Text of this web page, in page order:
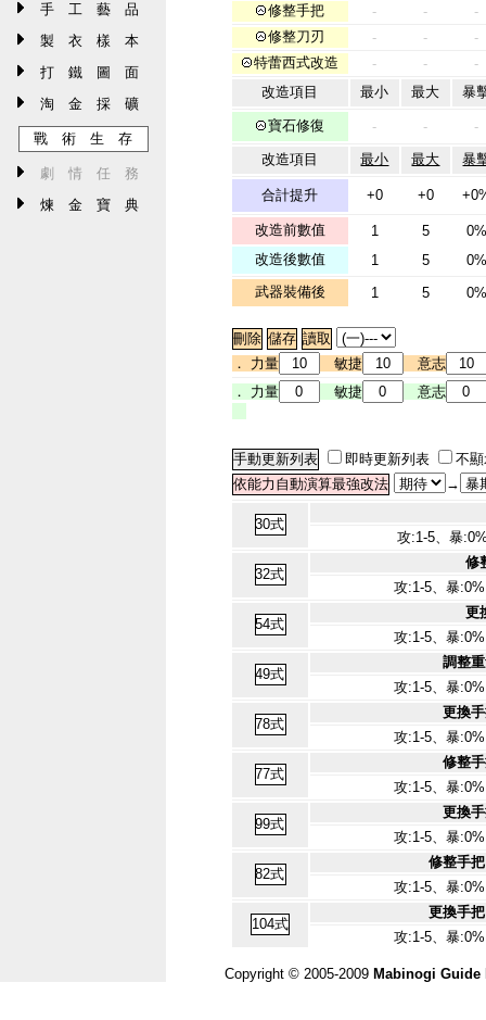
手 工 藝 品
製 衣 樣 本
打 鐵 圖 面
淘 金 採 礦
戰 術 生 存
劇 情 任 務
煉 金 寶 典
修整手把
- -
-
修整刀刃
- -
-
特蕾西式改造
- -
-
改造項目
最小 最大 暴
寶石修復 - -
-
改造項目
最小 最大 暴
合計提升 +0 +0
改造前數值 1 5
0%
改造後數值
1 5
0%
武器裝備後
1 5 0%
． 力量 敏捷
意志
． 力量
敏捷 意志
即時更新列表
不
→
攻:1-5、暴
修
攻:1-5、暴
更
攻:1-5、暴
調整
攻:1-5、暴
更換
攻:1-5、暴
修整
攻:1-5、暴
更換
攻:1-5、暴
修整手
攻:1-5、暴
更換手
攻:1-5、暴
Copyright © 2005-2009 Mabinogi Guide